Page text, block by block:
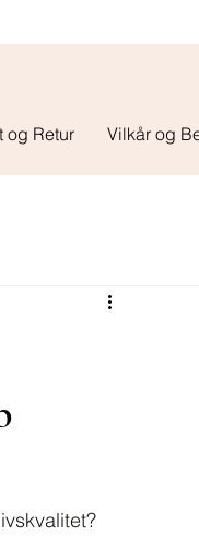
og Retur Vilkår og